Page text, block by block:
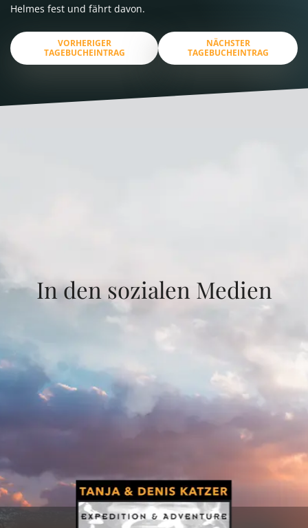
Helmes fest und fährt davon.
VORHERIGER
TAGEBUCHEINTRAG
NÄCHSTER
TAGEBUCHEINTRAG
In den sozialen Medien